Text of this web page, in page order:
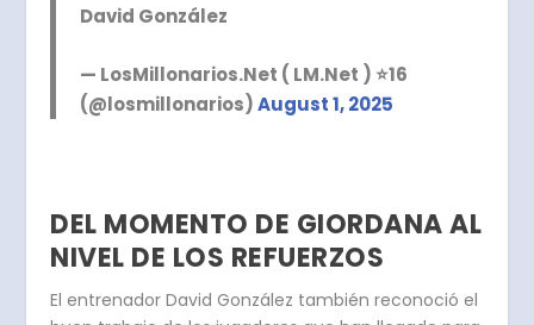
David González
— LosMillonarios.Net ( LM.Net ) ⭐️16
(@losmillonarios)August 1, 2025
DEL MOMENTO DE GIORDANA AL
NIVEL DE LOS REFUERZOS
El entrenador David González también reconoció el